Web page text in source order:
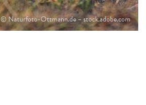
© Naturfoto-Ottmann.de – stock.adobe.com